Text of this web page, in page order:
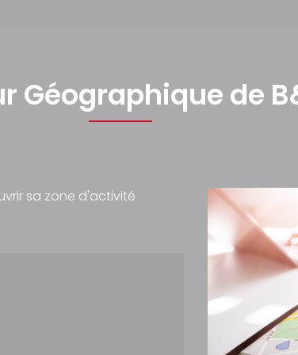
Géographique de
sa zone d'activité